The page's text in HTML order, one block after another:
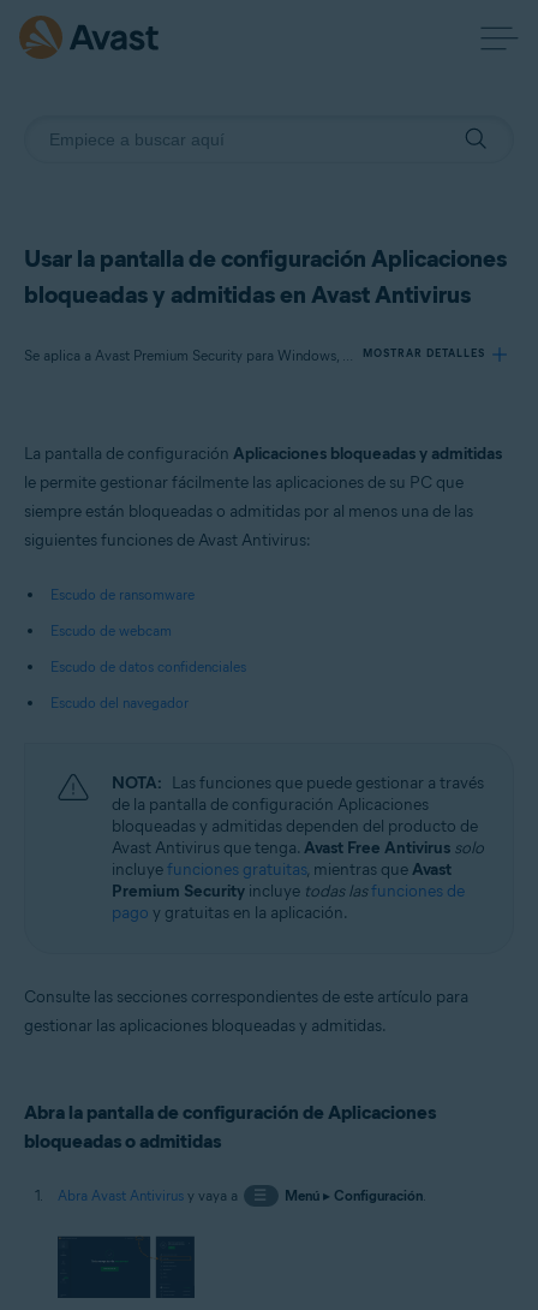
Usar la pantalla de configuración Aplicaciones
bloqueadas y admitidas en Avast Antivirus
Se aplica a Avast Premium Security para Windows, Avast Free Antivirus para Windows MOSTRAR DETALLES
Productos:
Avast Premium Security 24.x para Windows
Sistemas operativos:
Microsoft Windows 8.1/Pro/Enterprise - 32 o 64 bits
Microsoft Windows 7 Home Basic/Home
Convenient Rollup Update, 32 o 64 bits
La pantalla de configuración Aplicaciones bloqueadas y admitidas
le permite gestionar fácilmente las aplicaciones de su PC que
siempre están bloqueadas o admitidas por al menos una de las
siguientes funciones de Avast Antivirus:
Escudo de ransomware
Escudo de webcam
Escudo de datos confidenciales
Escudo del navegador
NOTA: Las funciones que puede gestionar a través
de la pantalla de configuración Aplicaciones
bloqueadas y admitidas dependen del producto de
Avast Antivirus que tenga. Avast Free Antivirus solo
incluyefunciones gratuitas, mientras queAvast
Premium Security incluye todas lasfunciones de
pago y gratuitas en la aplicación.
Consulte las secciones correspondientes de este artículo para
gestionar las aplicaciones bloqueadas y admitidas.
Abra la pantalla de configuración de Aplicaciones
bloqueadas o admitidas
Abra Avast Antivirus y vaya a ☰ Menú▸ Configuración.